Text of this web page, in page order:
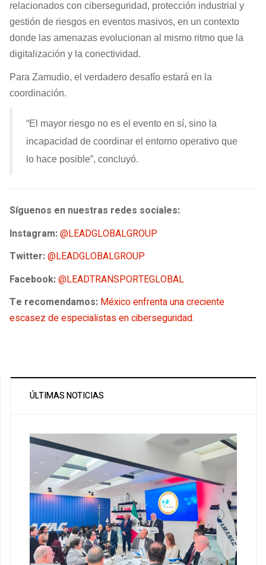
relacionados con ciberseguridad, protección industrial y
gestión de riesgos en eventos masivos, en un contexto
donde las amenazas evolucionan al mismo ritmo que la
digitalización y la conectividad.
Para Zamudio, el verdadero desafío estará en la
coordinación.
“El mayor riesgo no es el evento en sí, sino la
incapacidad de coordinar el entorno operativo que
lo hace posible”, concluyó.
Síguenos en nuestras redes sociales:
Instagram:@LEADGLOBALGROUP
Twitter:@LEADGLOBALGROUP
Facebook:@LEADTRANSPORTEGLOBAL
Te recomendamos: México enfrenta una creciente
escasez de especialistas en ciberseguridad.
ÚLTIMAS NOTICIAS